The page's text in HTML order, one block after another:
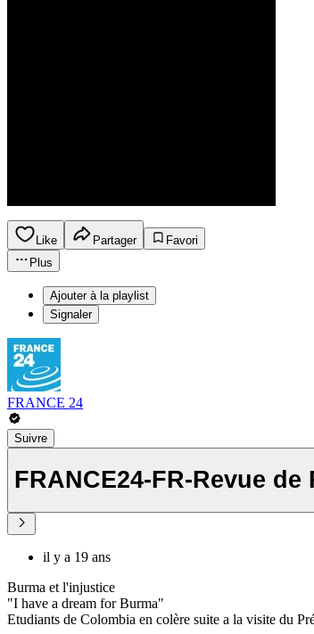
Like Partager
Favori
Plus
Ajouter à la playlist
Signaler
FRANCE 24
Suivre
FRANCE24-FR-Revue
il y a 19 ans
Burma et l'injustice
"I have a dream for Burma"
Etudiants de Colombia en colère suite a la visite du